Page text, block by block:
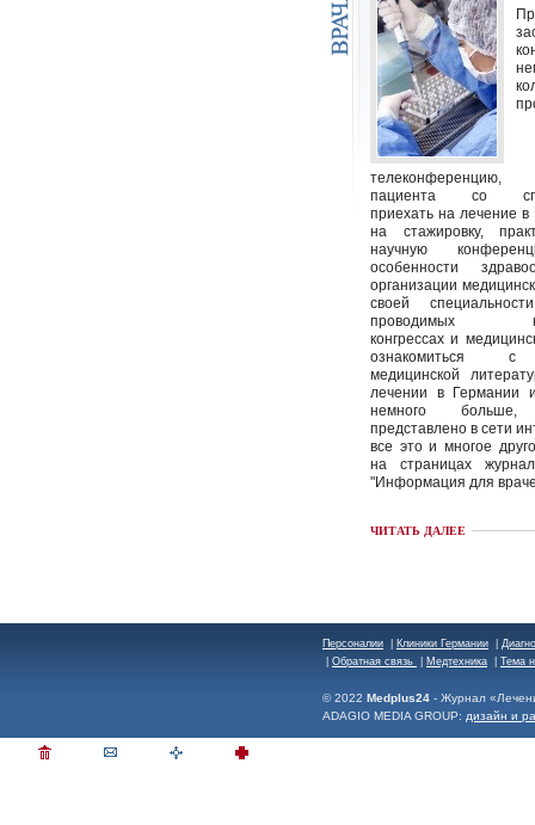
пациента со
приехать на лечение
на стажировку,
научную
особенности
организации
своей
проводимых
конгрессах и
ознакомиться с
медицинской
лечении в Германии
немного
представлено в сети
все это и многое
на страницах
"Информация для
ЧИТАТЬ ДАЛЕЕ
Персоналии Клиники Германии
Обратная связь Медтехника Тема
© 2022 Medplus24 - Журнал
ADAGIO MEDIA GROUP: дизайн и